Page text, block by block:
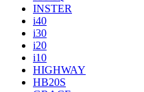
INSTER
i40
i30
i20
i10
HIGHWAY
HB20S